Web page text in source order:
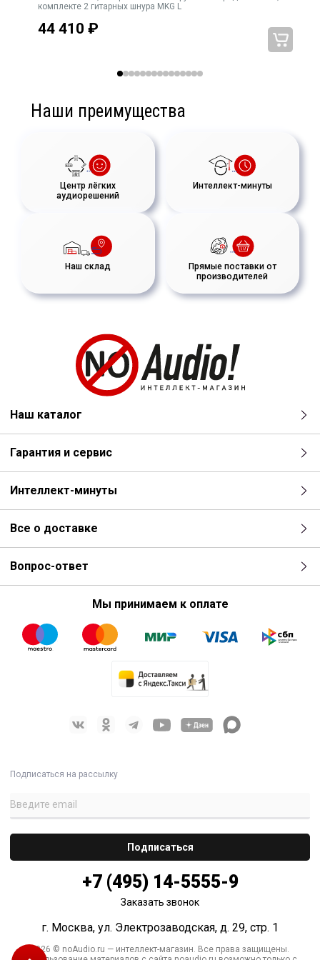
комплекте 2 гитарных шнура MKG L
44 410 ₽
Наши преимущества
Центр лёгких
аудиорешений
Интеллект-минуты
Наш склад
Прямые поставки от
производителей
Наш каталог
Гарантия и сервис
Интеллект-минуты
Все о доставке
Вопрос-ответ
Мы принимаем к оплате
Подписаться на рассылку
+7 (495) 14-5555-9
Заказать звонок
г. Москва, ул. Электрозаводская, д. 29, стр. 1
2026 © noAudio.ru — интеллект-магазин. Все права защищены.